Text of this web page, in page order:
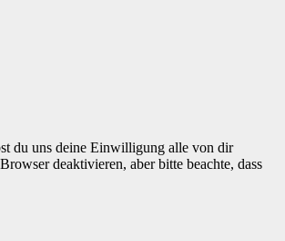
du uns deine Ein­willi­gung alle von dir
deak­tivieren, aber bitte beachte, dass